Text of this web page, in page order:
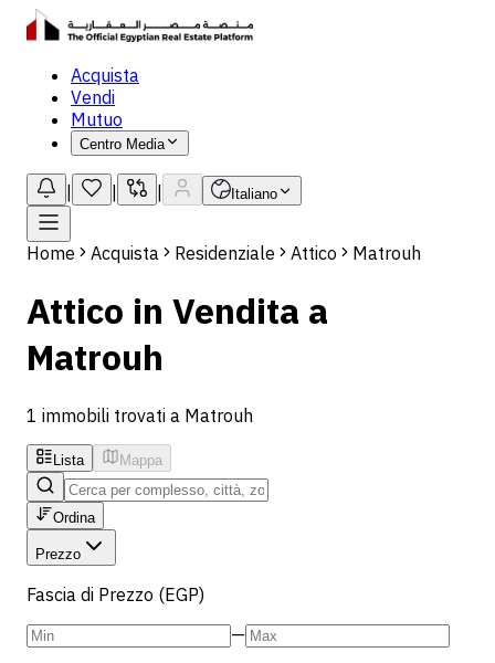
Acquista
Vendi
Mutuo
Centro Media
Italiano
Home Acquista Residenziale Attico Matrouh
Attico in Vendita a
Matrouh
1 immobili trovati a Matrouh
Lista Mappa
Ordina
Prezzo
Fascia di Prezzo (EGP)
—